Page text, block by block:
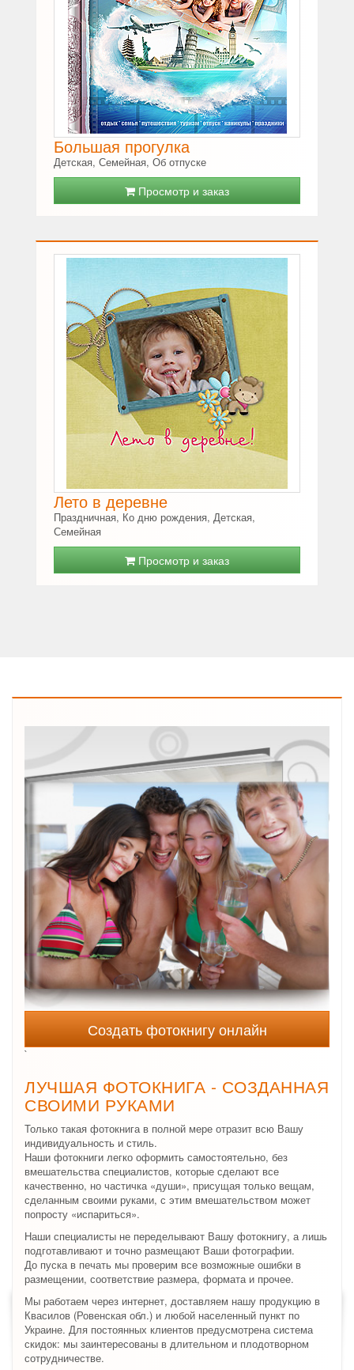
Большая прогулка
Детская, Семейная, Об отпуске
Просмотр и заказ
Лето в деревне
Праздничная, Ко дню рождения, Детская,
Семейная
Просмотр и заказ
Создать фотокнигу онлайн
`
ЛУЧШАЯ ФОТОКНИГА - СОЗДАННАЯ
СВОИМИ РУКАМИ
Только такая фотокнига в полной мере отразит всю Вашу
индивидуальность и стиль.
Наши фотокниги легко оформить самостоятельно, без
вмешательства специалистов, которые сделают все
качественно, но частичка «души», присущая только вещам,
сделанным своими руками, с этим вмешательством может
попросту «испариться».
Наши специалисты не переделывают Вашу фотокнигу, а лишь
подготавливают и точно размещают Ваши фотографии.
До пуска в печать мы проверим все возможные ошибки в
размещении, соответствие размера, формата и прочее.
Мы работаем через интернет, доставляем нашу продукцию в
Квасилов (Ровенская обл.) и любой населенный пункт по
Украине. Для постоянных клиентов предусмотрена система
скидок: мы заинтересованы в длительном и плодотворном
сотрудничестве.